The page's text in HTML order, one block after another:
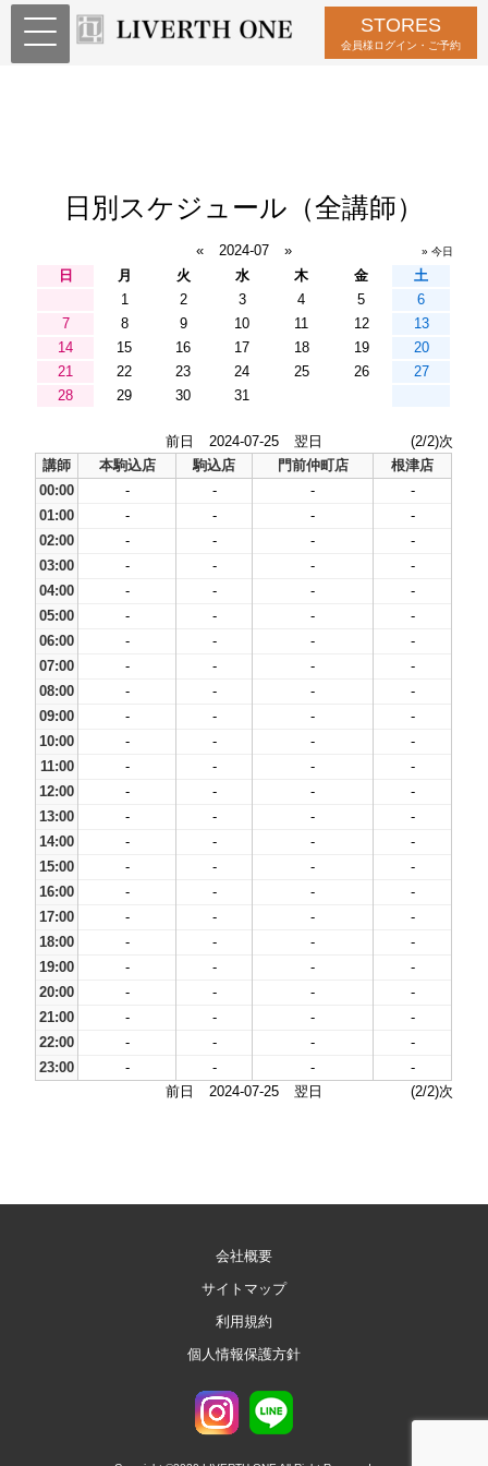
STORES
会員様ログイン・ご予約
日別スケジュール（全講師）
« 2024-07 » » 今日
日 月 火 水 木 金
土
1
2 3 4 5
6
7
8 9 10 11 12
13
14
15 16 17 18 19
20
21
22 23 24 25 26
27
28
29 30 31
前日 2024-07-25 翌日
(2/2)次
講師
本駒込店 駒込店 門前仲町店
根津店
00:00
- - -
-
01:00
- - -
-
02:00
- - -
-
03:00
- - -
-
04:00
- - -
-
05:00
- - -
-
06:00
- - -
-
07:00
- - -
-
08:00
- - -
-
09:00
- - -
-
10:00
- - -
-
11:00
- - -
-
12:00
- - -
-
13:00
- - -
-
14:00
- - -
-
15:00
- - -
-
16:00
- - -
-
17:00
- - -
-
18:00
- - -
-
19:00
- - -
-
20:00
- - -
-
21:00
- - -
-
22:00
- - -
-
23:00
- - -
-
前日
2024-07-25 翌日 (2/2)次
会社概要
サイトマップ
利用規約
個人情報保護方針